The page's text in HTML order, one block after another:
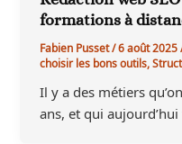
formations à
Fabien Pusset/6 août 2025
choisir les bons outils,
Il y a des métiers
ans, et qui